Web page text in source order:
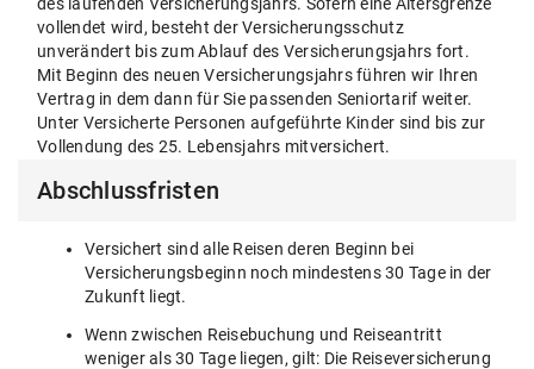
vollendet wird, besteht der Versicherungsschutz
unverändert bis zum Ablauf des Versicherungsjahrs fort.
Mit Beginn des neuen Versicherungsjahrs führen wir Ihren
Vertrag in dem dann für Sie passenden Seniortarif weiter.
Unter Versicherte Personen aufgeführte Kinder sind bis zur
Vollendung des 25. Lebensjahrs mitversichert.
Abschlussfristen
Versichert sind alle Reisen deren Beginn bei
Versicherungsbeginn noch mindestens 30 Tage in der
Zukunft liegt.
Wenn zwischen Reisebuchung und Reiseantritt
weniger als 30 Tage liegen, gilt: Die Reiseversicherung